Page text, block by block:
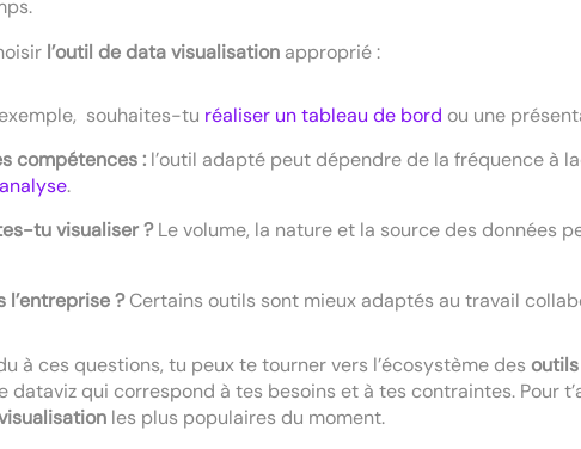
l’outil de data visualisation approprié :
souhaites-tu réaliser un tableau de bord ou une
compétences : l’outil adapté peut dépendre de la fréquence à
.
tu visualiser ?Le volume, la nature et la source des données
l’entreprise ?Certains outils sont mieux adaptés au travail
à ces questions, tu peux te tourner vers l’écosystème des
dataviz qui correspond à tes besoins et à tes contraintes. Pour
les plus populaires du moment.